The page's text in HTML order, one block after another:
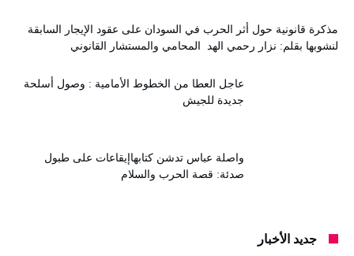
مذكرة قانونية حول أثر الحرب في السودان على عقود الإيجار السابقة
لنشوبها بقلم: نزار رحمي الهد المحامي والمستشار القانوني
عاجل العطا من الخطوط الأمامية : وصول أسلحة
جديدة للجيش
واصلة عباس تدشن كتابهاإيقاعات على طبول
صدئة: قصة الحرب والسلام
جديد الأخبار